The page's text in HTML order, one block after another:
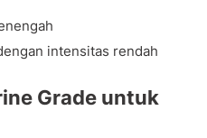
intensitas rendah
Grade untuk